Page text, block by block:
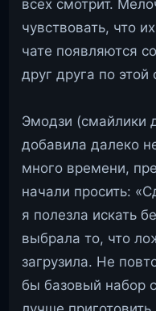
всех смотрит.
чувствовать, что
чате появляются
друг друга по этой
Эмодзи (смайлики
добавила далеко
много времени,
начали просить:
я полезла искать
выбрала то, что
загрузила. Не
бы базовый набор